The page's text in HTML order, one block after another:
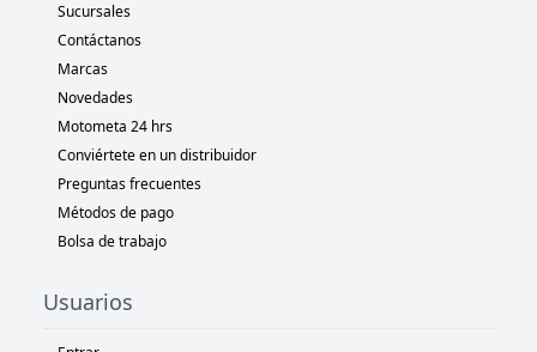
Sucursales
Contáctanos
Marcas
Novedades
Motometa 24 hrs
Conviértete en un distribuidor
Preguntas frecuentes
Métodos de pago
Bolsa de trabajo
Usuarios